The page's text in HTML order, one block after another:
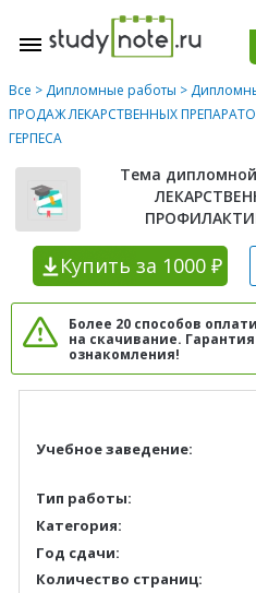
Все > Дипломные работы >
ПРОДАЖ ЛЕКАРСТВЕННЫХ
ГЕРПЕСА
Тема
Купить за 1000 ₽
Более 20 способов
на скачивание.
ознакомления!
Учебное заведение:
Тип работы:
Категория:
Год сдачи:
Количество страниц: